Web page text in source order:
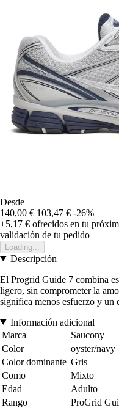
Desde
140,00 € 103,47 € -26%
+5,17 € ofrecidos en tu
validación de tu pedido
Loading...
Descripción
El Progrid Guide 7 combina
ligero, sin comprometer la
significa menos esfuerzo y un
Información adicional
Marca
Saucony
Color
oyster/navy
Color dominante Gris
Como
Mixto
Edad
Adulto
Rango
ProGrid